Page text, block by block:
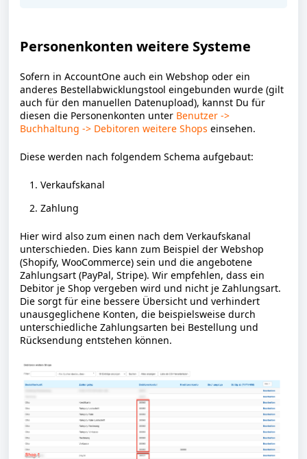
Personenkonten weitere Systeme
Sofern in AccountOne auch ein Webshop oder ein
anderes Bestellabwicklungstool eingebunden wurde (gilt
auch für den manuellen Datenupload), kannst Du für
diesen die Personenkonten unter Benutzer ->
Buchhaltung -> Debitoren weitere Shops einsehen.
Diese werden nach folgendem Schema aufgebaut:
Verkaufskanal
Zahlung
Hier wird also zum einen nach dem Verkaufskanal
unterschieden. Dies kann zum Beispiel der Webshop
(Shopify, WooCommerce) sein und die angebotene
Zahlungsart (PayPal, Stripe). Wir empfehlen, dass ein
Debitor je Shop vergeben wird und nicht je Zahlungsart.
Die sorgt für eine bessere Übersicht und verhindert
unausgeglichene Konten, die beispielsweise durch
unterschiedliche Zahlungsarten bei Bestellung und
Rücksendung entstehen können.